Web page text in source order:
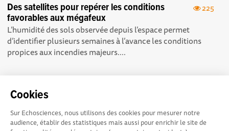
Cookies
Sur Echosciences, nous utilisons des cookies pour mesurer notre
audience, établir des statistiques mais aussi pour enrichir le site de
225
Des satellites pour repérer les conditions
favorables aux mégafeux
L’humidité des sols observée depuis l’espace permet
d’identifier plusieurs semaines à l’avance les conditions
propices aux incendies majeurs. ...
Conditions Générales d'utilisation
Echosciences Sud